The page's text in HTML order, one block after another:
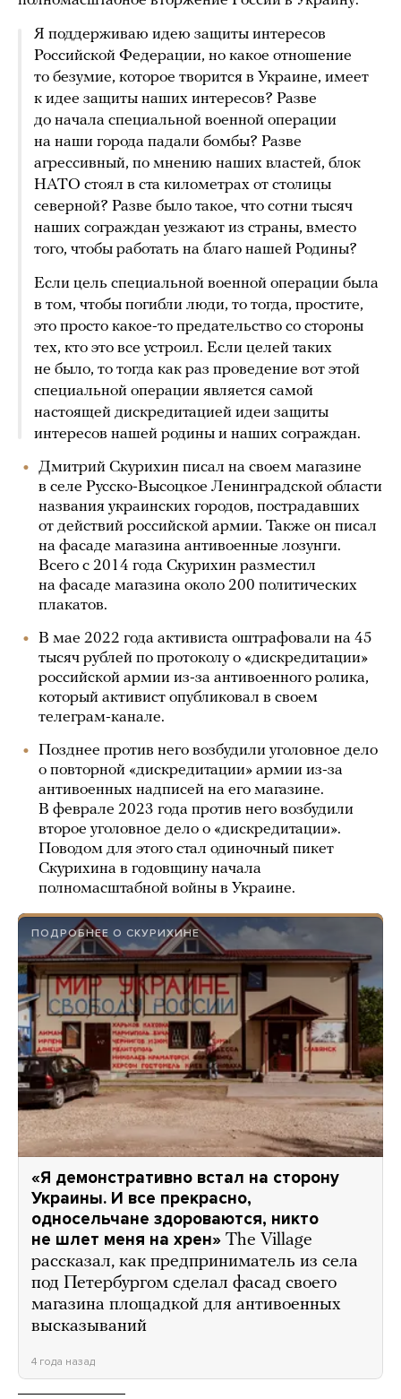
Я поддерживаю идею защиты интересов
Российской Федерации, но какое отношение
то безумие, которое творится в Украине, имеет
к идее защиты наших интересов? Разве
до начала специальной военной операции
на наши города падали бомбы? Разве
агрессивный, по мнению наших властей, блок
НАТО стоял в ста километрах от столицы
северной? Разве было такое, что сотни тысяч
наших сограждан уезжают из страны, вместо
того, чтобы работать на благо нашей Родины?
Если цель специальной военной операции была
в том, чтобы погибли люди, то тогда, простите,
это просто какое-то предательство со стороны
тех, кто это все устроил. Если целей таких
не было, то тогда как раз проведение вот этой
специальной операции является самой
настоящей дискредитацией идеи защиты
интересов нашей родины и наших сограждан.
Дмитрий Скурихин писал на своем магазине
в селе Русско-Высоцкое Ленинградской области
названия украинских городов, пострадавших
от действий российской армии. Также он писал
на фасаде магазина антивоенные лозунги.
Всего с 2014 года Скурихин разместил
на фасаде магазина около 200 политических
плакатов.
В мае 2022 года активиста оштрафовали на 45
тысяч рублей по протоколу о «дискредитации»
российской армии из-за антивоенного ролика,
который активист опубликовал в своем
телеграм-канале.
Позднее против него возбудили уголовное дело
о повторной «дискредитации» армии из-за
антивоенных надписей на его магазине.
В феврале 2023 года против него возбудили
второе уголовное дело о «дискредитации».
Поводом для этого стал одиночный пикет
Скурихина в годовщину начала
полномасштабной войны в Украине.
ПОДРОБНЕЕ О СКУРИХИНЕ
«Я демонстративно встал на сторону
Украины. И все прекрасно,
односельчане здороваются, никто
не шлет меня на хрен» The Village
рассказал, как предприниматель из села
под Петербургом сделал фасад своего
магазина площадкой для антивоенных
высказываний
4 года назад